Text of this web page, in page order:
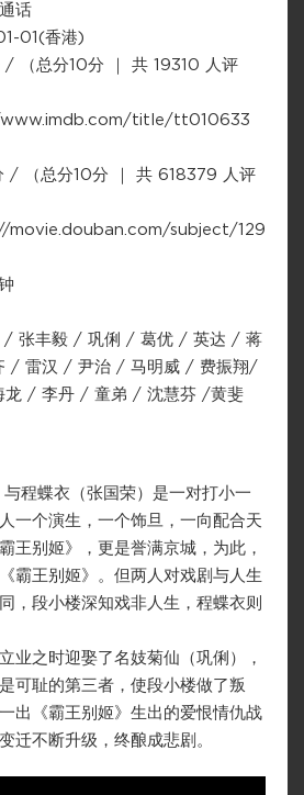
话
01(香港)
总分10分 ｜ 共 19310 人评
title/tt010633
总分10分 ｜ 共 618379 人评
subject/129
丰毅 / 巩俐 / 葛优 / 英达 / 蒋
/ 雷汉 / 尹治 / 马明威 / 费振翔/
龙 / 李丹 / 童弟 / 沈慧芬 /黄斐
程蝶衣（张国荣）是一对打小一
一个演生，一个饰旦，一向配合天
王别姬》，更是誉满京城，为此，
霸王别姬》。但两人对戏剧与人生
，段小楼深知戏非人生，程蝶衣则
业之时迎娶了名妓菊仙（巩俐），
可耻的第三者，使段小楼做了叛
出《霸王别姬》生出的爱恨情仇战
迁不断升级，终酿成悲剧。